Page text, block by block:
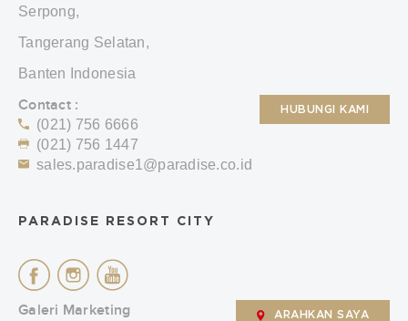
Serpong,
Tangerang Selatan,
Banten Indonesia
Contact :
(021) 756 6666
(021) 756 1447
sales.paradise1@paradise.co.id
HUBUNGI KAMI
PARADISE RESORT CITY
Galeri Marketing ARAHKAN SAYA